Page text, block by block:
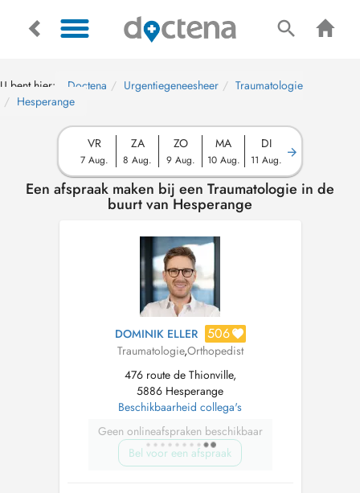
U bent hier: Doctena Urgentiegeneesheer
Traumatologie
Hesperange
VR
7 Aug.
ZA
8 Aug.
ZO
9 Aug.
MA
10 Aug.
DI
11 Aug.
Een afspraak maken bij een Traumatologie in de
buurt van Hesperange
DOMINIK ELLER 506
Traumatologie,Orthopedist
476 route de Thionville,
5886 Hesperange
Beschikbaarheid collega's
Geen onlineafspraken beschikbaar
Bel voor een afspraak